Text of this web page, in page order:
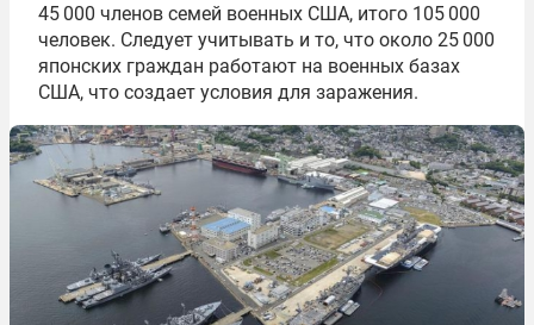
45 000 членов семей военных США, итого 105 000
человек. Следует учитывать и то, что около 25 000
японских граждан работают на военных базах
США, что создает условия для заражения.